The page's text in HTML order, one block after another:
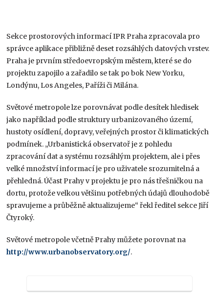
Sekce prostorových informací IPR Praha zpracovala pro
správce aplikace přibližně deset rozsáhlých datových vrstev.
Praha je prvním středoevropským městem, které se do
projektu zapojilo a zařadilo se tak po bok New Yorku,
Londýnu, Los Angeles, Paříži či Milána.
Světové metropole lze porovnávat podle desítek hledisek
jako například podle struktury urbanizovaného území,
hustoty osídlení, dopravy, veřejných prostor či klimatických
podmínek. „Urbanistická observatoř je z pohledu
zpracování dat a systému rozsáhlým projektem, ale i přes
velké množství informací je pro uživatele srozumitelná a
přehledná. Účast Prahy v projektu je pro nás třešničkou na
dortu, protože velkou většinu potřebných údajů dlouhodobě
spravujeme a průběžně aktualizujeme“ řekl ředitel sekce Jiří
Čtyroký.
Světové metropole včetně Prahy můžete porovnat na
http://www.urbanobservatory.org/.